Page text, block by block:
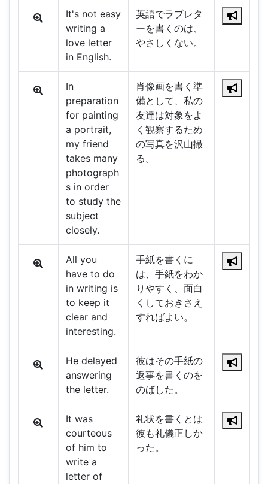
It's not easy
writing a
love letter
in English.
英語でラブレタ
ーを書くのは、
やさしくない。
In
preparation
for painting
a portrait,
my friend
takes many
photograph
s in order
to study the
subject
closely.
肖像画を書く準
備として、私の
友達は対象をよ
く観察するため
の写真を沢山撮
る。
All you
have to do
in writing is
to keep it
clear and
interesting.
手紙を書くに
は、手紙をわか
りやすく、面白
くしておきさえ
すればよい。
He delayed
answering
the letter.
彼はその手紙の
返事を書くのを
のばした。
It was
courteous
of him to
write a
letter of
礼状を書くとは
彼も礼儀正しか
った。